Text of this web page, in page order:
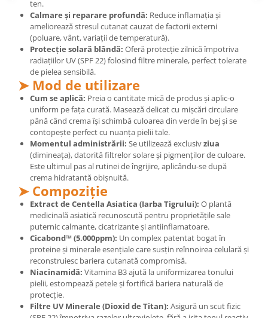
Vitamina K
Cătină
Chlorella
Colina
Electroliti
Produse Apicole
Cacao
ten.
Calmare și reparare profundă: Reduce inflamația și
ameliorează stresul cutanat cauzat de factorii externi
(poluare, vânt, variații de temperatură).
Protecție solară blândă: Oferă protecție zilnică împotriva
radiațiilor UV (SPF 22) folosind filtre minerale, perfect tolerate
de pielea sensibilă.
➤ Mod de utilizare
Cum se aplică: Preia o cantitate mică de produs și aplic-o
uniform pe fața curată. Masează delicat cu mișcări circulare
până când crema își schimbă culoarea din verde în bej și se
contopește perfect cu nuanța pielii tale.
Momentul administrării: Se utilizează exclusivziua
(dimineața), datorită filtrelor solare și pigmenților de culoare.
Este ultimul pas al rutinei de îngrijire, aplicându-se după
crema hidratantă obișnuită.
➤ Compoziție
Extract de Centella Asiatica (Iarba Tigrului): O plantă
medicinală asiatică recunoscută pentru proprietățile sale
puternic calmante, cicatrizante și antiinflamatoare.
Cicabond™ (5.000ppm): Un complex patentat bogat în
proteine și minerale esențiale care susțin reînnoirea celulară și
reconstruiesc bariera cutanată compromisă.
Niacinamidă: Vitamina B3 ajută la uniformizarea tonului
pielii, estompează petele și fortifică bariera naturală de
protecție.
Filtre UV Minerale (Dioxid de Titan): Asigură un scut fizic